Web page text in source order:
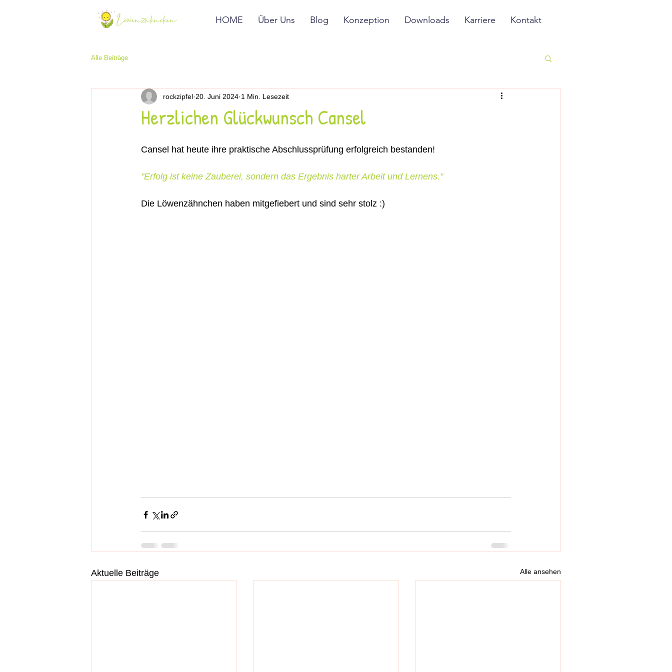
HOME Über Uns Blog Konzeption Downloads Karriere Kontakt
Alle Beiträge
Herzlichen Glückwunsch Cansel
rockzipfel 20. Juni 2024 1 Min. Lesezeit
Cansel hat heute ihre praktische Abschlussprüfung erfolgreich bestanden!
"Erfolg ist keine Zauberei, sondern das Ergebnis harter Arbeit und Lernens."
Die Löwenzähnchen haben mitgefiebert und sind sehr stolz :)
Aktuelle Beiträge Alle ansehen